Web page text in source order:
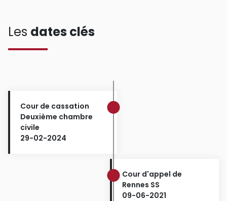
Les dates clés
Cour de cassation
Deuxième chambre
civile
29-02-2024
Cour d'appel de
Rennes SS
09-06-2021